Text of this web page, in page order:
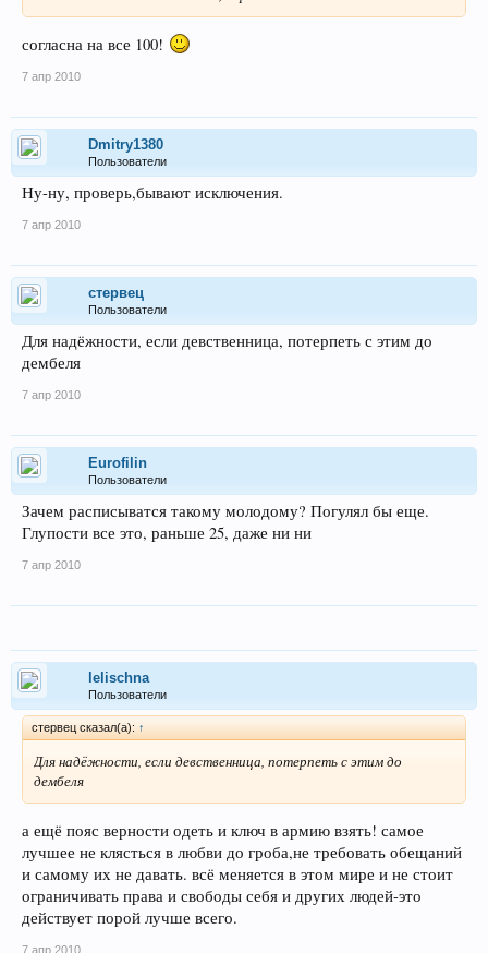
согласна на все 100!
7 апр 2010
Dmitry1380
Пользователи
Ну-ну, проверь,бывают исключения.
7 апр 2010
стервец
Пользователи
Для надёжности, если девственница, потерпеть с этим до
дембеля
7 апр 2010
Eurofilin
Пользователи
Зачем расписыватся такому молодому? Погулял бы еще.
Глупости все это, раньше 25, даже ни ни
7 апр 2010
lelischna
Пользователи
стервец сказал(а): ↑
Для надёжности, если девственница, потерпеть с этим до
дембеля
а ещё пояс верности одеть и ключ в армию взять! самое
лучшее не клясться в любви до гроба,не требовать обещаний
и самому их не давать. всё меняется в этом мире и не стоит
ограничивать права и свободы себя и других людей-это
действует порой лучше всего.
7 апр 2010